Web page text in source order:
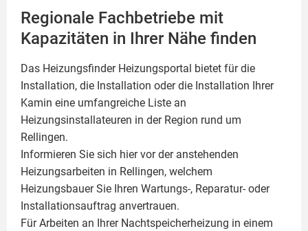
Regionale Fachbetriebe mit
Kapazitäten in Ihrer Nähe finden
Das Heizungsfinder Heizungsportal bietet für die
Installation, die Installation oder die Installation Ihrer
Kamin eine umfangreiche Liste an
Heizungsinstallateuren in der Region rund um
Rellingen.
Informieren Sie sich hier vor der anstehenden
Heizungsarbeiten in Rellingen, welchem
Heizungsbauer Sie Ihren Wartungs-, Reparatur- oder
Installationsauftrag anvertrauen.
Für Arbeiten an Ihrer Nachtspeicherheizung in einem